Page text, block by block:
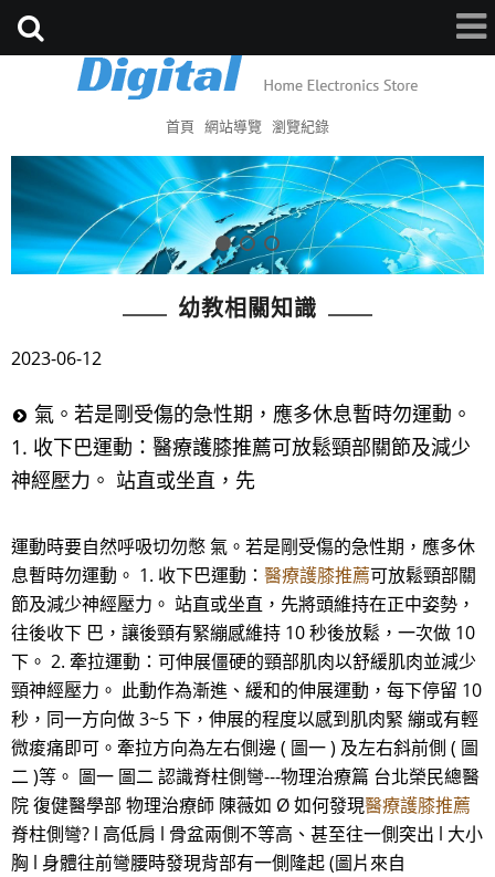
首頁 網站導覽 瀏覽紀錄
幼教相關知識
2023-06-12
氣。若是剛受傷的急性期，應多休息暫時勿運動。
1. 收下巴運動：醫療護膝推薦可放鬆頸部關節及減少
神經壓力。 站直或坐直，先
運動時要自然呼吸切勿憋 氣。若是剛受傷的急性期，應多休
息暫時勿運動。 1. 收下巴運動： 醫療護膝推薦可放鬆頸部關
節及減少神經壓力。 站直或坐直，先將頭維持在正中姿勢，
往後收下 巴，讓後頸有緊繃感維持 10 秒後放鬆，一次做 10
下。 2. 牽拉運動：可伸展僵硬的頸部肌肉以舒緩肌肉並減少
頸神經壓力。 此動作為漸進、緩和的伸展運動，每下停留 10
秒，同一方向做 3~5 下，伸展的程度以感到肌肉緊 繃或有輕
微痠痛即可。牽拉方向為左右側邊 ( 圖一 ) 及左右斜前側 ( 圖
二 )等。 圖一 圖二 認識脊柱側彎---物理治療篇 台北榮民總醫
院 復健醫學部 物理治療師 陳薇如 Ø 如何發現醫療護膝推薦
脊柱側彎? l 高低肩 l 骨盆兩側不等高、甚至往一側突出 l 大小
胸 l 身體往前彎腰時發現背部有一側隆起 (圖片來自